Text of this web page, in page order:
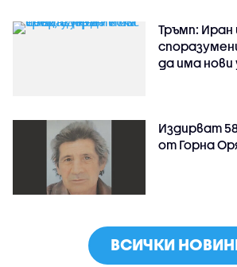
Тръмп: Иран
да има нови
Издирват
от Горна
ВСИЧКИ